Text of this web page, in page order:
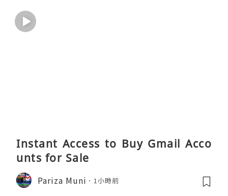
Instant Access to Buy Gmail Acco
unts for Sale
Pariza Muni 1小時前